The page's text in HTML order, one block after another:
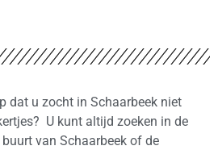
dat u zocht in Schaarbeek niet
U kunt altijd zoeken in de
van Schaarbeek of de